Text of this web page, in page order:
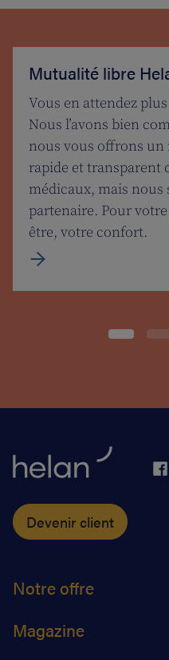
Mutualité libre
Vous en attendez
Nous l’avons bien
nous vous offrons
rapide et transparent
médicaux, mais nous
partenaire. Pour
être, votre confort.
Devenir client
Notre offre
Magazine